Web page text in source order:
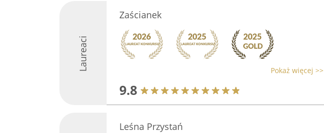
Laureaci
Zaścianek
Pokaż więcej >>
9.8
Leśna Przystań